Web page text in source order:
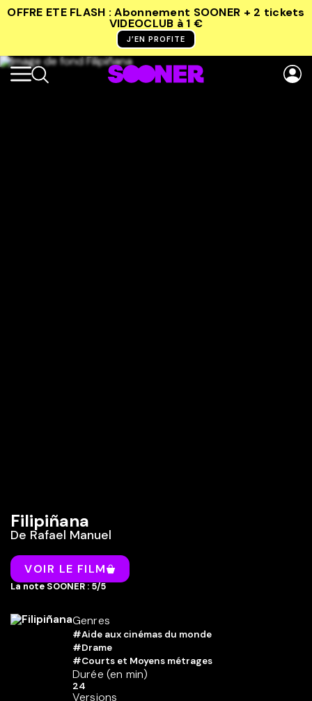
OFFRE ETE FLASH : Abonnement SOONER + 2 tickets
VIDEOCLUB à 1 €
J’EN PROFITE
Filipiñana
De Rafael Manuel
VOIR LE FILM
La note SOONER : 5/5
Genres
#Aide aux cinémas du monde
#Drame
#Courts et Moyens métrages
Durée (en min)
24
Versions